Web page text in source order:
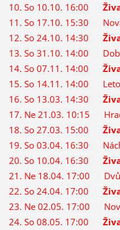
10. So 10.10. 16:00
11. So 17.10. 15:30
12. So 24.10. 14:30
13. So 31.10. 14:00
14. So 07.11. 14:00
15. So 14.11. 14:00
16. So 13.03. 14:30
17. Ne 21.03. 10:15
18. So 27.03. 15:00
19. So 03.04. 16:30
20. So 10.04. 16:30
21. Ne 18.04. 17:00
22. So 24.04. 17:00
23. Ne 02.05. 17:00
24. So 08.05. 17:00